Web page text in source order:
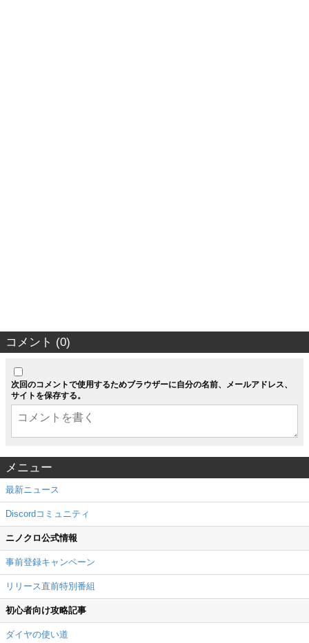
コメント (0)
次回のコメントで使用するためブラウザーに自分の名前、メールアドレス、
サイトを保存する。
メニュー
最新ニュース
Discordコミュニティ
ニノクロ公式情報
事前登録キャンペーン
リリース直前特別番組
初心者向け攻略記事
ダイヤの使い道